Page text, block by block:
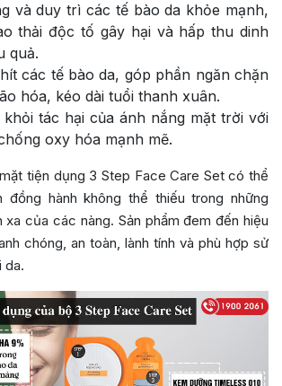
và duy trì các tế bào da khỏe mạnh,
thải độc tố gây hại và hấp thu dinh
quả.
các tế bào da, góp phần ngăn chặn
hóa, kéo dài tuổi thanh xuân.
khỏi tác hại của ánh nắng mặt trời với
oxy hóa mạnh mẽ.
tiện dụng 3 Step Face Care Set có thể
đồng hành không thể thiếu trong những
xa của các nàng. Sản phẩm đem đến hiệu
chóng, an toàn, lành tính và phù hợp sử
da.